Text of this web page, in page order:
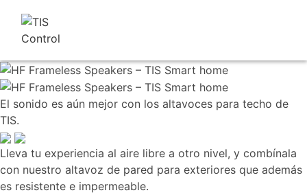
El sonido es aún mejor con los altavoces para techo de
TIS.
Lleva tu experiencia al aire libre a otro nivel, y combínala
con nuestro altavoz de pared para exteriores que además
es resistente e impermeable.